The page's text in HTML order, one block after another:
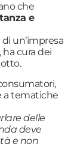
che
e
un’impresa
ha cura dei
a tematiche
delle
deve
e non